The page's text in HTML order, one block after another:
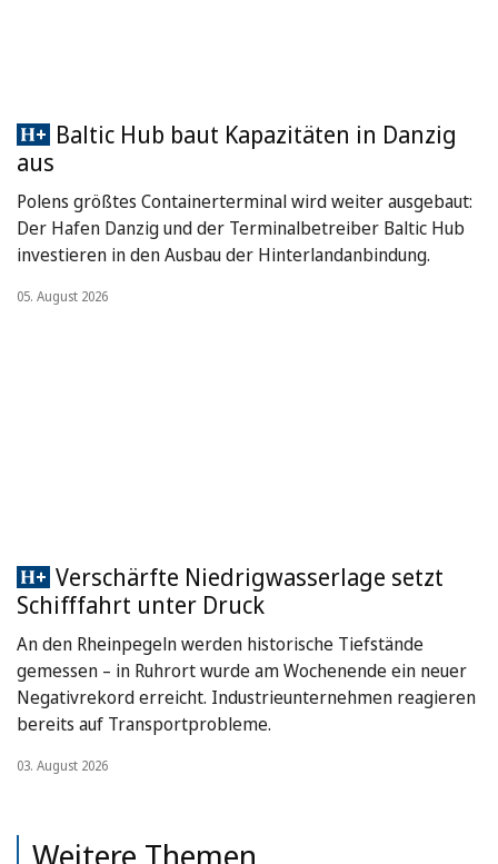
Baltic Hub baut Kapazitäten in Danzig
aus
Polens größtes Containerterminal wird weiter ausgebaut:
Der Hafen Danzig und der Terminalbetreiber Baltic Hub
investieren in den Ausbau der Hinterlandanbindung.
05. August 2026
Verschärfte Niedrigwasserlage setzt
Schifffahrt unter Druck
An den Rheinpegeln werden historische Tiefstände
gemessen – in Ruhrort wurde am Wochenende ein neuer
Negativrekord erreicht. Industrieunternehmen reagieren
bereits auf Transportprobleme.
03. August 2026